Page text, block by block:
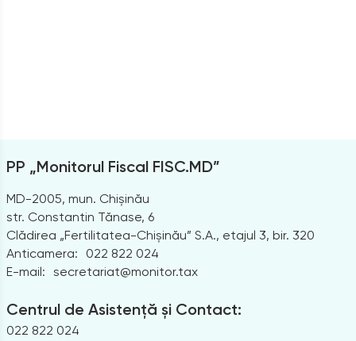
PP „Monitorul Fiscal FISC.MD”
MD-2005, mun. Chișinău
str. Constantin Tănase, 6
Clădirea „Fertilitatea-Chișinău” S.A., etajul 3, bir. 320
Anticamera:
022 822 024
E-mail: secretariat@monitor.tax
Centrul de Asistență și Contact:
022 822 024